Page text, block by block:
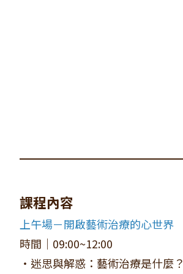
課程內容
上午場－開啟藝術治療的心世界
時間｜09:00~12:00
・迷思與解惑：藝術治療是什麼？